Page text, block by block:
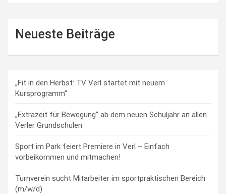
Neueste Beiträge
„Fit in den Herbst: TV Verl startet mit neuem
Kursprogramm“
„Extrazeit für Bewegung“ ab dem neuen Schuljahr an allen
Verler Grundschulen
Sport im Park feiert Premiere in Verl – Einfach
vorbeikommen und mitmachen!
Turnverein sucht Mitarbeiter im sportpraktischen Bereich
(m/w/d)